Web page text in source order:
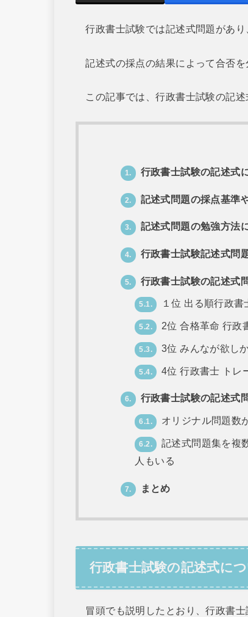
行政書士試験では記述式問題があり
記述式の採点の結果によって合否を
この記事では、行政書士試験の記述
1. 行政書士試験の記述式
2. 記述式問題の採点基準
3. 記述式問題の勉強方法
4. 行政書士試験記述式問
5. 行政書士試験の記述式
5.1. １位 出る順行政
5.2. 2位 合格革命 行政
5.3. 3位 みんなが欲し
5.4. 4位 行政書士 トレ
6. 行政書士試験の記述式
6.1. オリジナル問題数
6.2.
記述式問題集を複
人もいる
7. まとめ
行政書士試験の記述式に
冒頭でも説明したとおり、行政書士